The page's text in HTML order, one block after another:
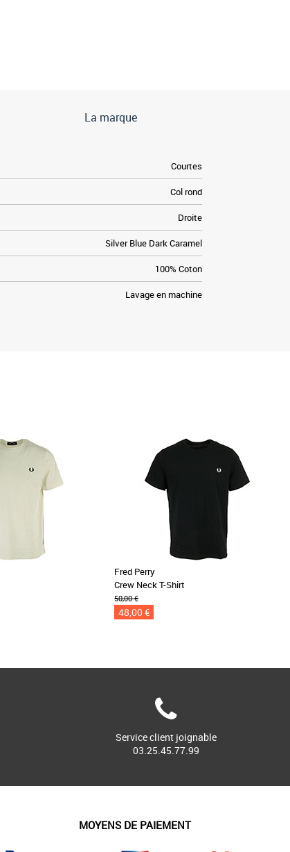
La marque
Courtes
Col rond
Droite
Silver Blue Dark Caramel
100% Coton
Lavage en machine
Fred Perry
Crew Neck T-Shirt
50,00 €
48,00 €
Service client joignable
03.25.45.77.99
MOYENS DE PAIEMENT